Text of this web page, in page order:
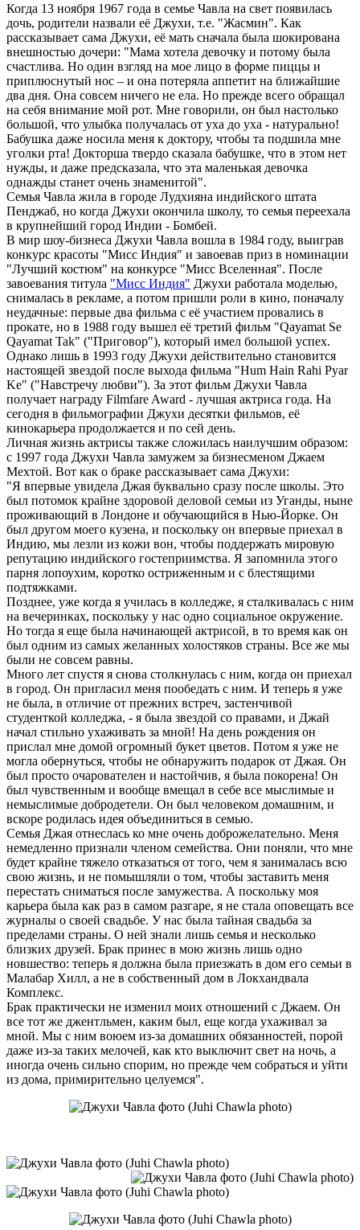
Когда 13 ноября 1967 года в семье Чавла на свет появилась
дочь, родители назвали её Джухи, т.е. "Жасмин". Как
рассказывает сама Джухи, её мать сначала была шокирована
внешностью дочери: "Мама хотела девочку и потому была
счастлива. Но один взгляд на мое лицо в форме пиццы и
приплюснутый нос – и она потеряла аппетит на ближайшие
два дня. Она совсем ничего не ела. Но прежде всего обращал
на себя внимание мой рот. Мне говорили, он был настолько
большой, что улыбка получалась от уха до уха - натурально!
Бабушка даже носила меня к доктору, чтобы та подшила мне
уголки рта! Докторша твердо сказала бабушке, что в этом нет
нужды, и даже предсказала, что эта маленькая девочка
однажды станет очень знаменитой".
Семья Чавла жила в городе Лудхияна индийского штата
Пенджаб, но когда Джухи окончила школу, то семья переехала
в крупнейший город Индии - Бомбей.
В мир шоу-бизнеса Джухи Чавла вошла в 1984 году, выиграв
конкурс красоты "Мисс Индия" и завоевав приз в номинации
"Лучший костюм" на конкурсе "Мисс Вселенная". После
завоевания титула "Мисс Индия" Джухи работала моделью,
снималась в рекламе, а потом пришли роли в кино, поначалу
неудачные: первые два фильма с её участием провались в
прокате, но в 1988 году вышел её третий фильм "Qayamat Se
Qayamat Tak" ("Приговор"), который имел большой успех.
Однако лишь в 1993 году Джухи действительно становится
настоящей звездой после выхода фильма "Hum Hain Rahi Pyar
Ke" ("Навстречу любви"). За этот фильм Джухи Чавла
получает награду Filmfare Award - лучшая актриса года. На
сегодня в фильмографии Джухи десятки фильмов, её
кинокарьера продолжается и по сей день.
Личная жизнь актрисы также сложилась наилучшим образом:
с 1997 года Джухи Чавла замужем за бизнесменом Джаем
Мехтой. Вот как о браке рассказывает сама Джухи:
"Я впервые увидела Джая буквально сразу после школы. Это
был потомок крайне здоровой деловой семьи из Уганды, ныне
проживающий в Лондоне и обучающийся в Нью-Йорке. Он
был другом моего кузена, и поскольку он впервые приехал в
Индию, мы лезли из кожи вон, чтобы поддержать мировую
репутацию индийского гостеприимства. Я запомнила этого
парня лопоухим, коротко остриженным и с блестящими
подтяжками.
Позднее, уже когда я училась в колледже, я сталкивалась с ним
на вечеринках, поскольку у нас одно социальное окружение.
Но тогда я еще была начинающей актрисой, в то время как он
был одним из самых желанных холостяков страны. Все же мы
были не совсем равны.
Mного лет спустя я снова столкнулась с ним, когда он приехал
в город. Он пригласил меня пообедать с ним. И теперь я уже
не была, в отличие от прежних встреч, застенчивой
студенткой колледжа, - я была звездой со правами, и Джай
начал стильно ухаживать за мной! На день рождения он
прислал мне домой огромный букет цветов. Потом я уже не
могла обернуться, чтобы не обнаружить подарок от Джая. Он
был просто очарователен и настойчив, я была покорена! Он
был чувственным и вообще вмещал в себе все мыслимые и
немыслимые добродетели. Он был человеком домашним, и
вскоре родилась идея объединиться в семью.
Семья Джая отнеслась ко мне очень доброжелательно. Меня
немедленно признали членом семейства. Они поняли, что мне
будет крайне тяжело отказаться от того, чем я занималась всю
свою жизнь, и не помышляли о том, чтобы заставить меня
перестать сниматься после замужества. А поскольку моя
карьера была как раз в самом разгаре, я не стала оповещать все
журналы о своей свадьбе. У нас была тайная свадьба за
пределами страны. О ней знали лишь семья и несколько
близких друзей. Брак принес в мою жизнь лишь одно
новшество: теперь я должна была приезжать в дом его семьи в
Малабар Хилл, а не в собственный дом в Локхандвала
Комплекс.
Брак практически не изменил моих отношений с Джаем. Он
все тот же джентльмен, каким был, еще когда ухаживал за
мной. Мы с ним воюем из-за домашних обязанностей, порой
даже из-за таких мелочей, как кто выключит свет на ночь, а
иногда очень сильно спорим, но прежде чем собраться и уйти
из дома, примирительно целуемся".